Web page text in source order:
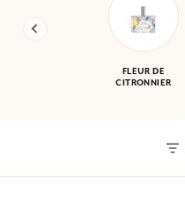
FLEUR DE
CITRONNIER